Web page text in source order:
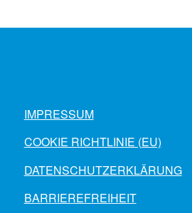
IMPRESSUM
COOKIE RICHTLINIE (EU)
DATENSCHUTZERKLÄRUNG
BARRIEREFREIHEIT